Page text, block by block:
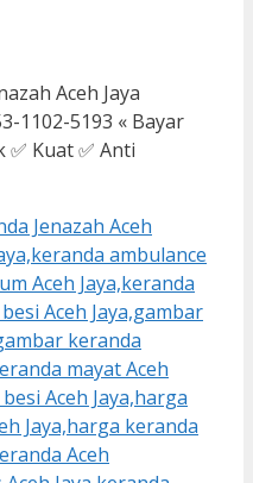
Aceh Jaya
1102-5193 « Bayar
✅ Kuat ✅ Anti